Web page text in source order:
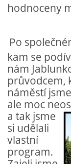
hodnoceny
Po
kam se
nám
průvodcem,
náměstí
ale moc
a tak jsme
si udělali
vlastní
program.